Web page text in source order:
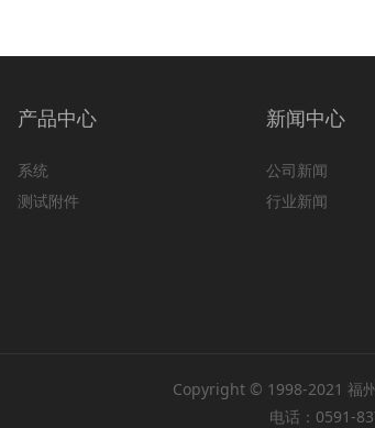
产品中心
系统
测试附件
新闻中心
公司新闻
行业新闻
Copyright © 1998-2021 福
电话：0591-